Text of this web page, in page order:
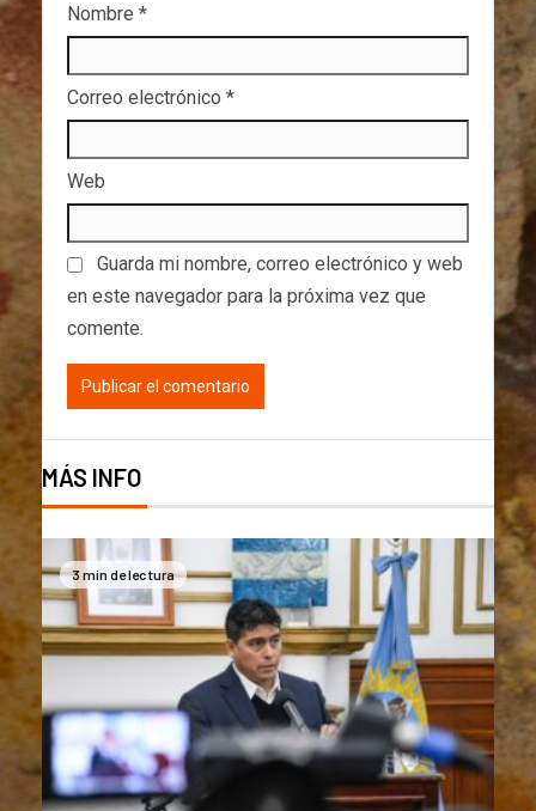
Nombre *
Correo electrónico *
Web
Guarda mi nombre, correo electrónico y web
en este navegador para la próxima vez que
comente.
MÁS INFO
3 min de lectura